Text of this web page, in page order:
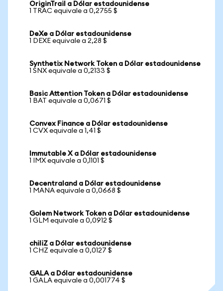
OriginTrail a Dólar estadounidense
1 TRAC equivale a 0,2755 $
DeXe a Dólar estadounidense
1 DEXE equivale a 2,28 $
Synthetix Network Token a Dólar estadounidense
1 SNX equivale a 0,2133 $
Basic Attention Token a Dólar estadounidense
1 BAT equivale a 0,0671 $
Convex Finance a Dólar estadounidense
1 CVX equivale a 1,41 $
Immutable X a Dólar estadounidense
1 IMX equivale a 0,1101 $
Decentraland a Dólar estadounidense
1 MANA equivale a 0,0668 $
Golem Network Token a Dólar estadounidense
1 GLM equivale a 0,0912 $
chiliZ a Dólar estadounidense
1 CHZ equivale a 0,0127 $
GALA a Dólar estadounidense
1 GALA equivale a 0,001774 $